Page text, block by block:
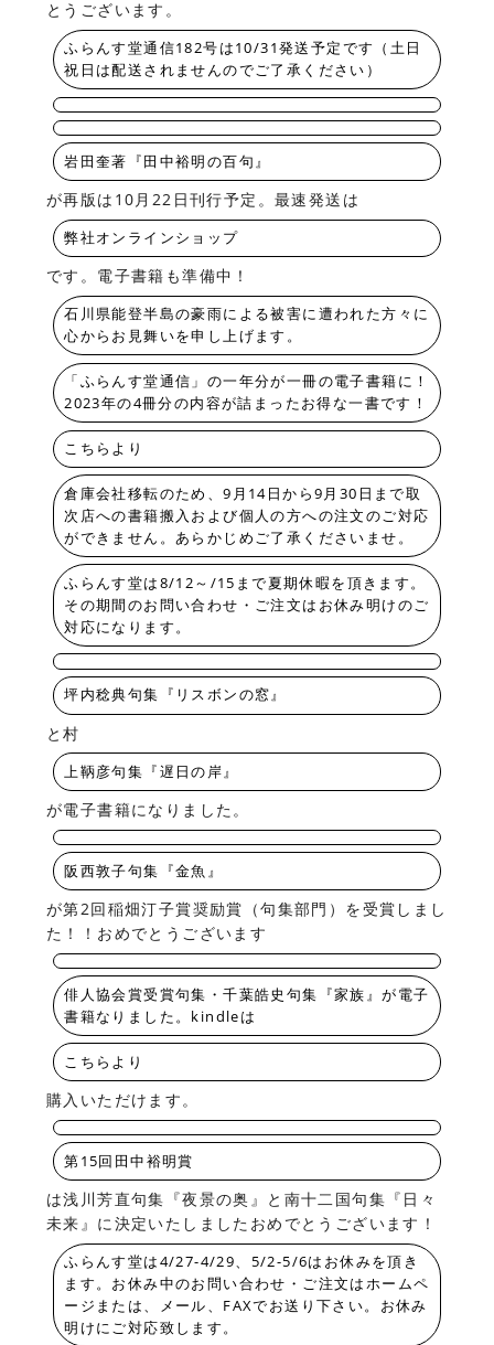
とうございます。
ふらんす堂通信182号は10/31発送予定です（土日
祝日は配送されませんのでご了承ください）
岩田奎著『田中裕明の百句』
が再版は10月22日刊行予定。最速発送は
弊社オンラインショップ
です。電子書籍も準備中！
石川県能登半島の豪雨による被害に遭われた方々に
心からお見舞いを申し上げます。
「ふらんす堂通信」の一年分が一冊の電子書籍に！
2023年の4冊分の内容が詰まったお得な一書です！
こちらより
倉庫会社移転のため、9月14日から9月30日まで取
次店への書籍搬入および個人の方への注文のご対応
ができません。あらかじめご了承くださいませ。
ふらんす堂は8/12～/15まで夏期休暇を頂きます。
その期間のお問い合わせ・ご注文はお休み明けのご
対応になります。
坪内稔典句集『リスボンの窓』
と村
上鞆彦句集『遅日の岸』
が電子書籍になりました。
阪西敦子句集『金魚』
が第2回稲畑汀子賞奨励賞（句集部門）を受賞しまし
た！！おめでとうございます
俳人協会賞受賞句集・千葉皓史句集『家族』が電子
書籍なりました。kindleは
こちらより
購入いただけます。
第15回田中裕明賞
は浅川芳直句集『夜景の奥』と南十二国句集『日々
未来』に決定いたしましたおめでとうございます！
ふらんす堂は4/27-4/29、5/2-5/6はお休みを頂き
ます。お休み中のお問い合わせ・ご注文はホームペ
ージまたは、メール、FAXでお送り下さい。お休み
明けにご対応致します。